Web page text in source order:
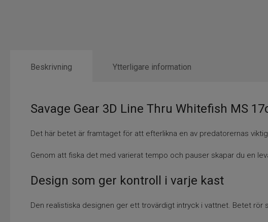
Beskrivning
Savage Gear 3D Line Thru Whitefish MS
Det här betet är framtaget för att efterlikna en av predatorernas
Genom att fiska det med varierat tempo och pauser skapar du en
Design som ger kontroll i varje kast
Den realistiska designen ger ett trovärdigt intryck i vattnet. Betet
Ytterligare information